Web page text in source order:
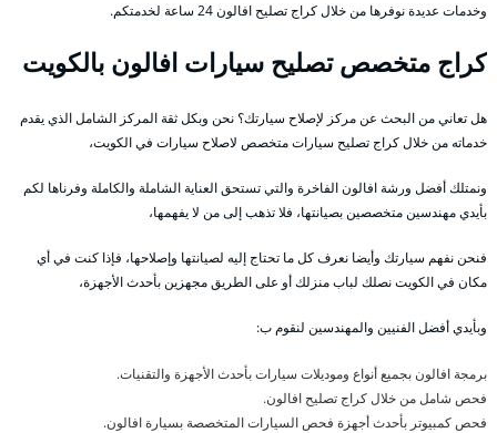
وخدمات عديدة نوفرها من خلال كراج تصليح افالون 24 ساعة لخدمتكم.
كراج متخصص تصليح سيارات افالون بالكويت
هل تعاني من البحث عن مركز لإصلاح سيارتك؟ نحن وبكل ثقة المركز الشامل الذي يقدم
خدماته من خلال كراج تصليح سيارات متخصص لاصلاح سيارات في الكويت،
ونمتلك أفضل ورشة افالون الفاخرة والتي تستحق العناية الشاملة والكاملة وفرناها لكم
بأيدي مهندسين متخصصين بصيانتها، فلا تذهب إلى من لا يفهمها،
فنحن نفهم سيارتك وأيضا نعرف كل ما تحتاج إليه لصيانتها وإصلاحها، فإذا كنت في أي
مكان في الكويت نصلك لباب منزلك أو على الطريق مجهزين بأحدث الأجهزة،
وبأيدي أفضل الفنيين والمهندسين لنقوم ب:
برمجة افالون بجميع أنواع وموديلات سيارات بأحدث الأجهزة والتقنيات.
فحص شامل من خلال كراج تصليح افالون.
فحص كمبيوتر بأحدث أجهزة فحص السيارات المتخصصة بسيارة افالون.